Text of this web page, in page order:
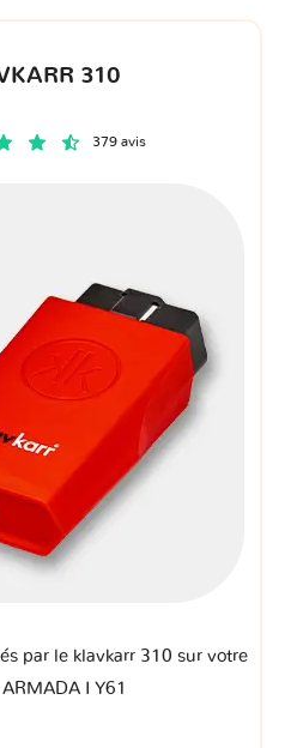
310
379 avis
par le klavkarr 310 sur votre
I Y61